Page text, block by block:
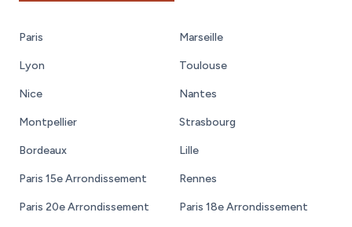
Paris Marseille
Lyon Toulouse
Nice Nantes
Montpellier Strasbourg
Bordeaux Lille
Paris 15e Arrondissement Rennes
Paris 20e Arrondissement Paris 18e Arrondissement